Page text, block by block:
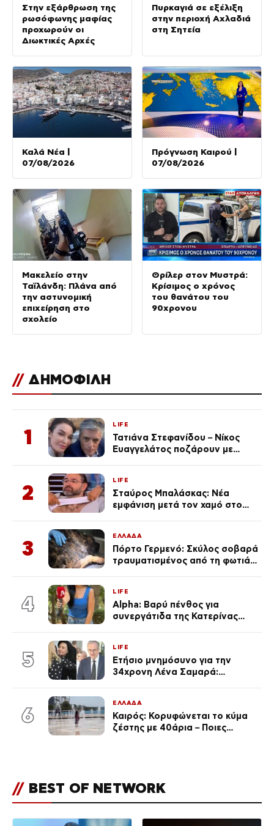
Στην εξάρθρωση της
ρωσόφωνης μαφίας
προχωρούν οι
Διωκτικές Αρχές
Πυρκαγιά σε εξέλιξη
στην περιοχή Αχλαδιά
στη Σητεία
Καλά Νέα |
07/08/2026
Πρόγνωση Καιρού |
07/08/2026
Μακελείο στην
Ταϊλάνδη: Πλάνα από
την αστυνομική
επιχείρηση στο
σχολείο
Θρίλερ στον Μυστρά:
Κρίσιμος ο χρόνος
του θανάτου του
90χρονου
// ΔΗΜΟΦΙΛΗ
1
LIFE
Τατιάνα Στεφανίδου – Νίκος
Ευαγγελάτος ποζάρουν με
2
LIFE
Σταύρος Μπαλάσκας: Νέα
εμφάνιση μετά τον χαμό στο
3
ΕΛΛΑΔΑ
Πόρτο Γερμενό: Σκύλος σοβαρά
τραυματισμένος από τη φωτιά
4
LIFE
Alpha: Βαρύ πένθος για
συνεργάτιδα της Κατερίνας
του Θεού»
5
LIFE
Ετήσιο μνημόσυνο για την
34χρονη Λένα Σαμαρά:
6
ΕΛΛΑΔΑ
Καιρός: Κορυφώνεται το κύμα
ζέστης με 40άρια – Ποιες
// BEST OF NETWORK